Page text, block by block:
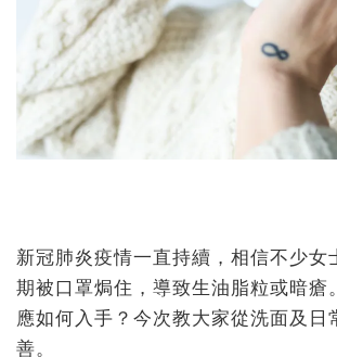
新冠肺炎疫情一直持續，相信不少女
期被口罩焗住，導致生油脂粒或暗瘡
應如何入手？今次教大家從洗面及日
善。